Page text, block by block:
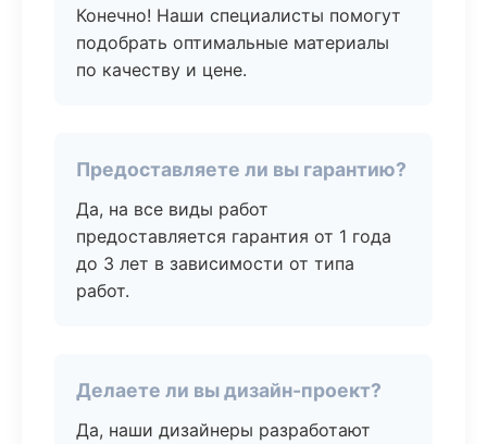
Конечно! Наши специалисты помогут
подобрать оптимальные материалы
по качеству и цене.
Предоставляете ли вы гарантию?
Да, на все виды работ
предоставляется гарантия от 1 года
до 3 лет в зависимости от типа
работ.
Делаете ли вы дизайн-проект?
Да, наши дизайнеры разработают